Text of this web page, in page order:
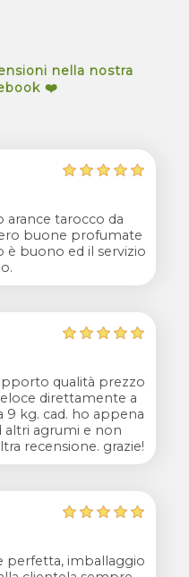
nella nostra
❤️
arance tarocco da
buone profumate
è buono ed il servizio
qualità prezzo
direttamente a
9 kg. cad. ho appena
altri agrumi e non
recensione. grazie!
perfetta, imballaggio